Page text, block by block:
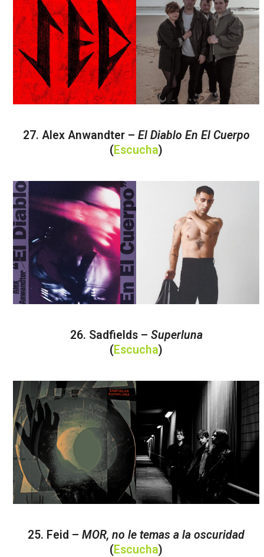
27. Alex Anwandter – El Diablo En El Cuerpo
(Escucha)
26. Sadfields – Superluna
(Escucha)
25. Feid –MOR, no le temas a la oscuridad
(Escucha)